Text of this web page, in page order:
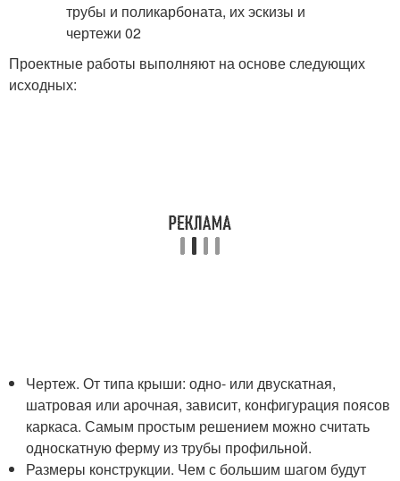
Проектные работы выполняют на основе следующих
исходных:
Чертеж. От типа крыши: одно- или двускатная,
шатровая или арочная, зависит, конфигурация поясов
каркаса. Самым простым решением можно считать
односкатную ферму из трубы профильной.
Размеры конструкции. Чем с большим шагом будут